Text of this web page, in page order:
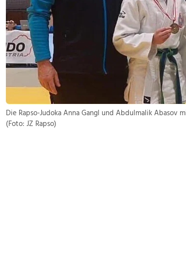
Die Rapso-Judoka Anna Gangl und Abdulmalik Abasov
(Foto: JZ Rapso)